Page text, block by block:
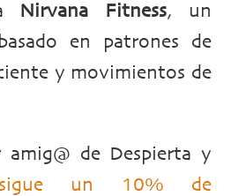
Nirvana Fitness, un
en patrones de
y movimientos de
amig@ de Despierta y
un 10% de